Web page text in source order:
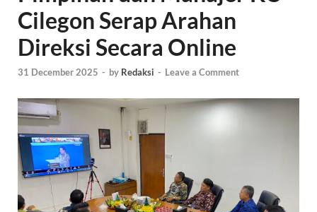
Cilegon Serap Arahan
Direksi Secara Online
31 December 2025 - by Redaksi - Leave a Comment